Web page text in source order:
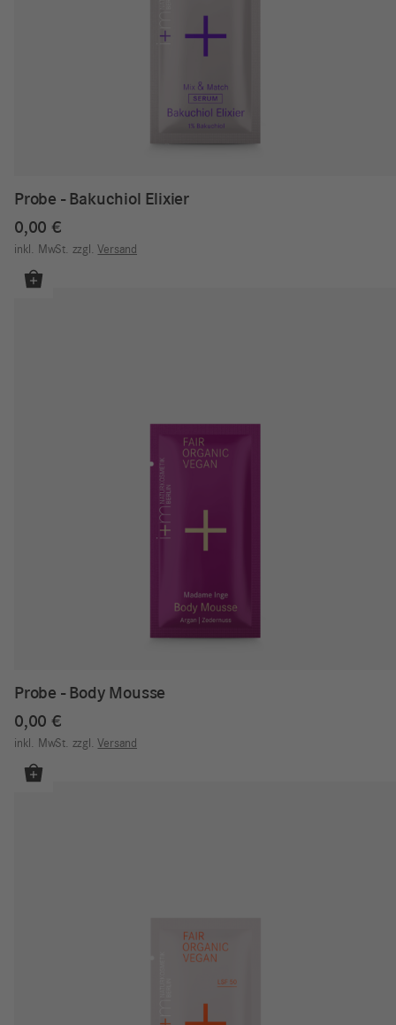
Probe - Bakuchiol Elixier
0,00 €
inkl. MwSt. zzgl. Versand
Probe - Body Mousse
0,00 €
inkl. MwSt. zzgl. Versand